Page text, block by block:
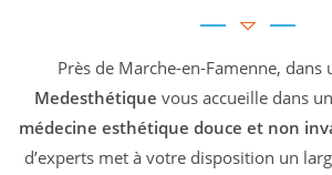
Près de Marche-en-Famenne, dans
Medesthétique vous accueille dans
médecine esthétique douce et non
d’experts met à votre disposition un